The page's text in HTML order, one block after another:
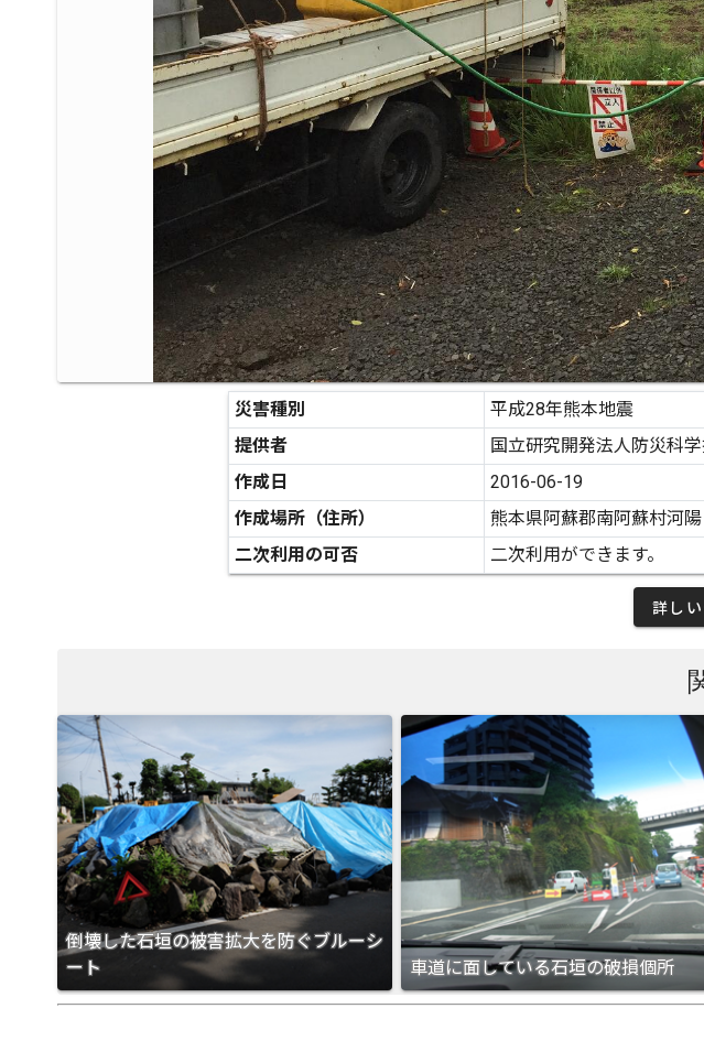
災害種別
平成28年熊本地震
提供者
国立研究開発法人防災科
作成日
2016-06-19
作成場所（住所）
熊本県阿蘇郡南阿蘇村河陽
二次利用の可否
二次利用ができます。
詳し
倒壊した石垣の被害拡大を防ぐブルーシ
ート
車道に面している石垣の破損個所